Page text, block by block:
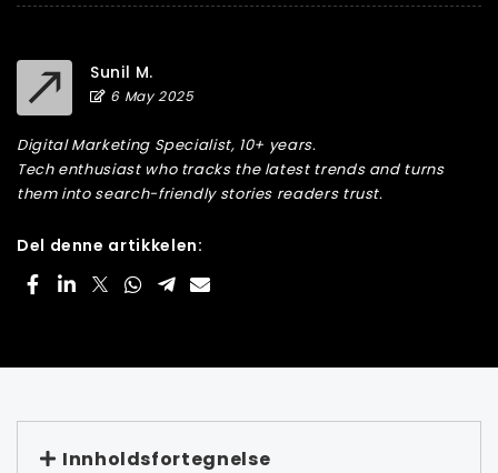
Sunil M.
6 May 2025
Digital Marketing Specialist, 10+ years.
Tech enthusiast who tracks the latest trends and turns
them into search-friendly stories readers trust.
Del denne artikkelen:
Innholdsfortegnelse